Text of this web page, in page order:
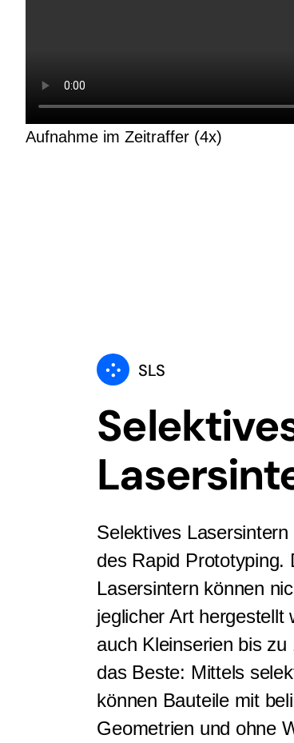
Aufnahme im Zeitraffer (4x)
SLS
Selektives
des Rapid Prototyping.
Lasersintern können
jeglicher Art hergestellt
auch Kleinserien bis
das Beste: Mittels
können Bauteile mit
Geometrien und ohne